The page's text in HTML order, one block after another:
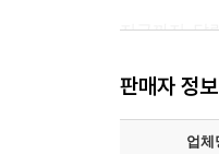
부다페스트
다.
지금까지 달
키에 깡마른
실제로 『로
1969년생이
판매자 정보
업체